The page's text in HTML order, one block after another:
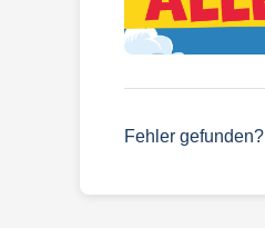
Fehler gefunden?